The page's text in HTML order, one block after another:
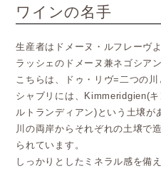
ワインの名手
生産者はドメーヌ・ルフレーヴ
ラッシェのドメーヌ兼ネゴシア
こちらは、ドゥ・リヴ=二つの
シャブリには、Kimmeridgien(
ルトランディアン)という土壌が
川の両岸からそれぞれの土壌で
られています。
しっかりとしたミネラル感を備